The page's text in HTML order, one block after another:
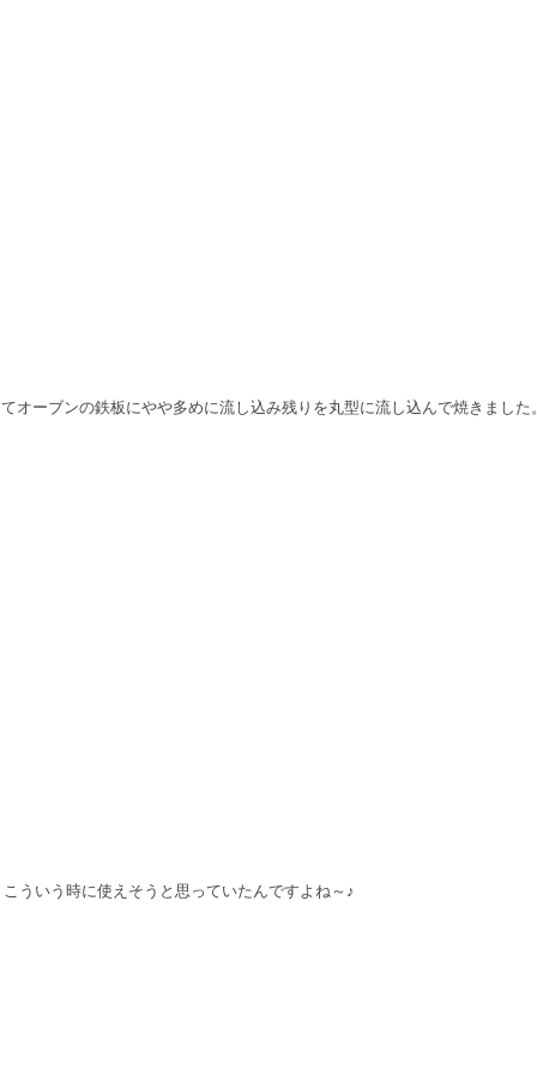
オーブンの鉄板にやや多めに流し込み残りを丸型に流し込んで焼きました
ういう時に使えそうと思っていたんですよね～♪